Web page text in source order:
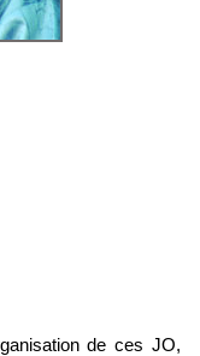
de ces JO,